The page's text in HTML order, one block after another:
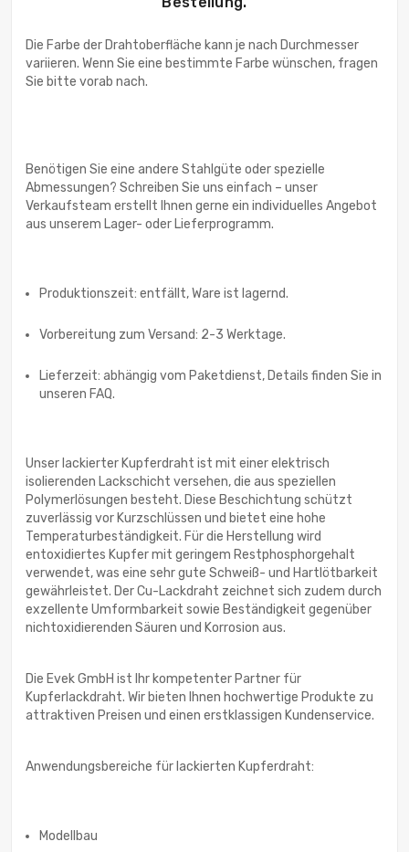
Die Farbe der Drahtoberfläche kann je nach Durchmesser
variieren. Wenn Sie eine bestimmte Farbe wünschen, fragen
Sie bitte vorab nach.
Benötigen Sie eine andere Stahlgüte oder spezielle
Abmessungen? Schreiben Sie uns einfach – unser
Verkaufsteam erstellt Ihnen gerne ein individuelles Angebot
aus unserem Lager- oder Lieferprogramm.
Produktionszeit: entfällt, Ware ist lagernd.
Vorbereitung zum Versand: 2-3 Werktage.
Lieferzeit: abhängig vom Paketdienst, Details finden Sie in
unseren FAQ.
Unser lackierter Kupferdraht ist mit einer elektrisch
isolierenden Lackschicht versehen, die aus speziellen
Polymerlösungen besteht. Diese Beschichtung schützt
zuverlässig vor Kurzschlüssen und bietet eine hohe
Temperaturbeständigkeit. Für die Herstellung wird
entoxidiertes Kupfer mit geringem Restphosphorgehalt
verwendet, was eine sehr gute Schweiß- und Hartlötbarkeit
gewährleistet. Der Cu-Lackdraht zeichnet sich zudem durch
exzellente Umformbarkeit sowie Beständigkeit gegenüber
nichtoxidierenden Säuren und Korrosion aus.
Die Evek GmbH ist Ihr kompetenter Partner für
Kupferlackdraht. Wir bieten Ihnen hochwertige Produkte zu
attraktiven Preisen und einen erstklassigen Kundenservice.
Anwendungsbereiche für lackierten Kupferdraht:
Modellbau